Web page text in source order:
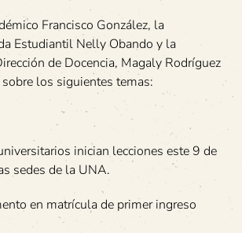
Francisco González, la
Estudiantil Nelly Obando y la
de Docencia, Magaly Rodríguez
los siguientes temas:
inician lecciones este 9 de
sedes de la UNA.
en matrícula de primer ingreso